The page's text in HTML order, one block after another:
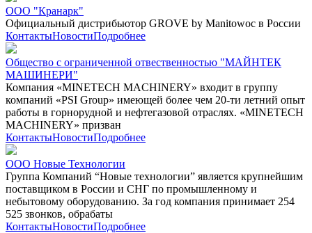
ООО "Кранарк"
Официальный дистрибьютор GROVE by Manitowoc в России
КонтактыНовостиПодробнее
Общество с ограниченной отвественностью "МАЙНТЕК
МАШИНЕРИ"
Компания «MINETECH MACHINERY» входит в группу
компаний «PSI Group» имеющей более чем 20-ти летний опыт
работы в горнорудной и нефтегазовой отраслях. «MINETECH
MACHINERY» призван
КонтактыНовостиПодробнее
ООО Новые Технологии
Группа Компаний “Новые технологии” является крупнейшим
поставщиком в России и СНГ по промышленному и
небытовому оборудованию. За год компания принимает 254
525 звонков, обрабаты
КонтактыНовостиПодробнее